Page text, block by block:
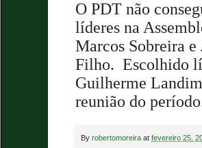
O PDT não
líderes na
Marcos Sobreira
Filho. Escolhido
Guilherme
reunião do
By robertomoreira at fevereiro 25,